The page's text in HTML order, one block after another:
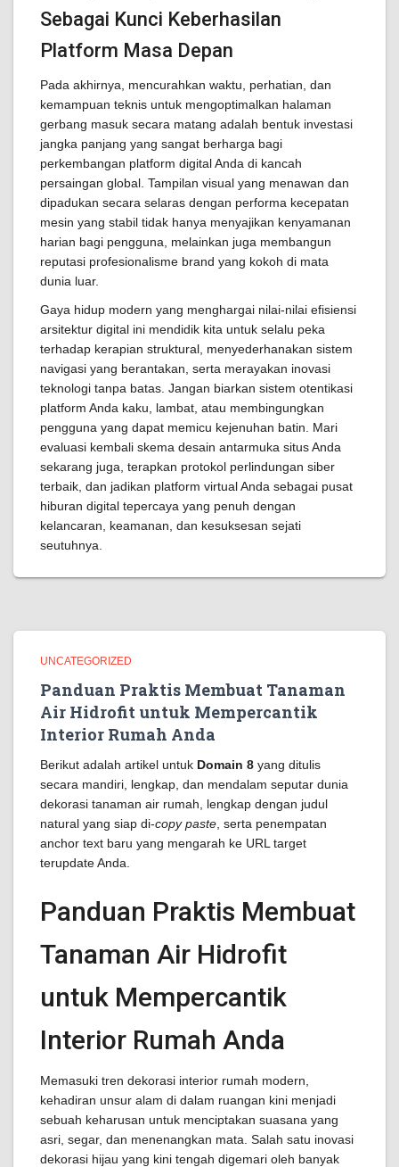
Sebagai Kunci Keberhasilan
Platform Masa Depan
Pada akhirnya, mencurahkan waktu, perhatian, dan
kemampuan teknis untuk mengoptimalkan halaman
gerbang masuk secara matang adalah bentuk investasi
jangka panjang yang sangat berharga bagi
perkembangan platform digital Anda di kancah
persaingan global. Tampilan visual yang menawan dan
dipadukan secara selaras dengan performa kecepatan
mesin yang stabil tidak hanya menyajikan kenyamanan
harian bagi pengguna, melainkan juga membangun
reputasi profesionalisme brand yang kokoh di mata
dunia luar.
Gaya hidup modern yang menghargai nilai-nilai efisiensi
arsitektur digital ini mendidik kita untuk selalu peka
terhadap kerapian struktural, menyederhanakan sistem
navigasi yang berantakan, serta merayakan inovasi
teknologi tanpa batas. Jangan biarkan sistem otentikasi
platform Anda kaku, lambat, atau membingungkan
pengguna yang dapat memicu kejenuhan batin. Mari
evaluasi kembali skema desain antarmuka situs Anda
sekarang juga, terapkan protokol perlindungan siber
terbaik, dan jadikan platform virtual Anda sebagai pusat
hiburan digital tepercaya yang penuh dengan
kelancaran, keamanan, dan kesuksesan sejati
seutuhnya.
UNCATEGORIZED
Panduan Praktis Membuat Tanaman
Air Hidrofit untuk Mempercantik
Interior Rumah Anda
Berikut adalah artikel untuk Domain 8 yang ditulis
secara mandiri, lengkap, dan mendalam seputar dunia
dekorasi tanaman air rumah, lengkap dengan judul
natural yang siap di-copy paste , serta penempatan
anchor text baru yang mengarah ke URL target
terupdate Anda.
Panduan Praktis Membuat
Tanaman Air Hidrofit
untuk Mempercantik
Interior Rumah Anda
Memasuki tren dekorasi interior rumah modern,
kehadiran unsur alam di dalam ruangan kini menjadi
sebuah keharusan untuk menciptakan suasana yang
asri, segar, dan menenangkan mata. Salah satu inovasi
dekorasi hijau yang kini tengah digemari oleh banyak